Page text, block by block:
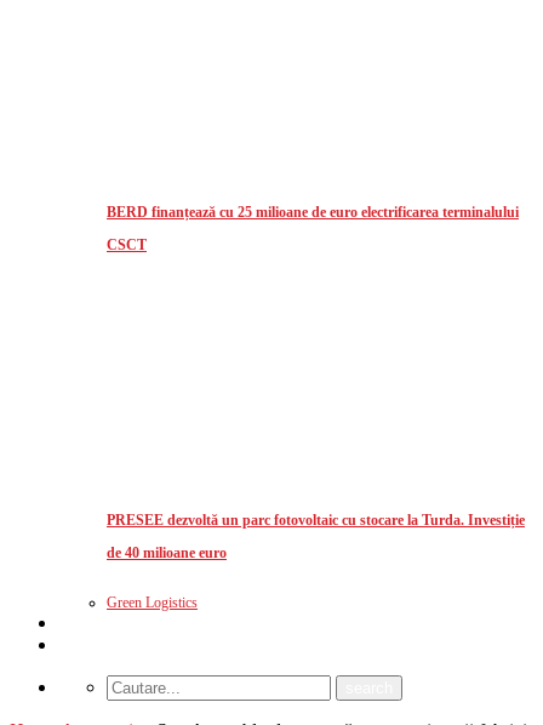
BERD finanțează cu 25 milioane de euro electrificarea terminalului
CSCT
PRESEE dezvoltă un parc fotovoltaic cu stocare la Turda. Investiție
de 40 milioane euro
Green Logistics